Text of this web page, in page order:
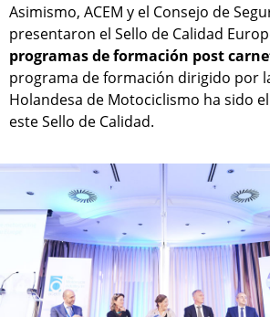
Asimismo, ACEM y el Consejo de
presentaron el Sello de Calidad
programas de formación post
programa de formación dirigido por
Holandesa de Motociclismo ha sido
este Sello de Calidad.